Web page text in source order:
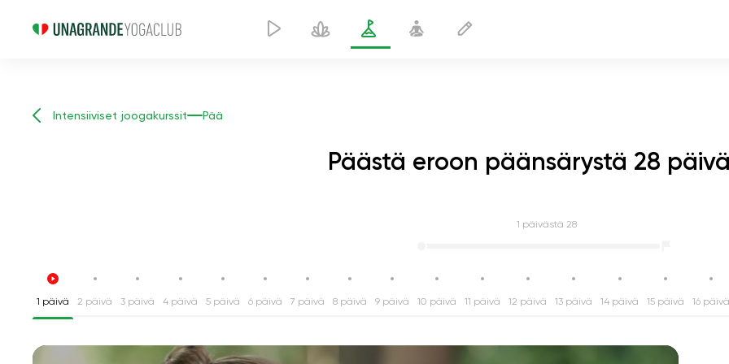
Intensiiviset joogakurssit Pää
Päästä eroon päänsärystä 28
1 päivästä 28
1 päivä 2 päivä 3 päivä 4 päivä 5 päivä 6 päivä 7 päivä 8 päivä 9 päivä 10 päivä 11 päivä 12 päivä 13 päivä 14 päivä 15 päivä 16 päivä